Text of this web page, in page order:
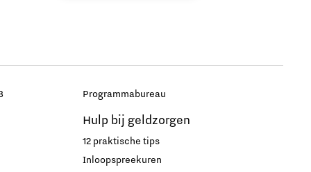
Programmabureau
Hulp bij geldzorgen
12 praktische tips
Inloopspreekuren